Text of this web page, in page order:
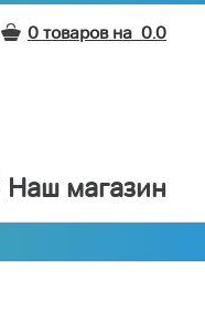
0 товаров на 0.0
Наш магазин